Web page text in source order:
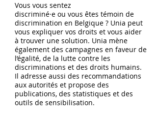
Vous vous sentez
discriminé·e ou vous êtes témoin de
discrimination en Belgique ? Unia peut
vous expliquer vos droits et vous aider
à trouver une solution. Unia mène
également des campagnes en faveur de
l’égalité, de la lutte contre les
discriminations et des droits humains.
Il adresse aussi des recommandations
aux autorités et propose des
publications, des statistiques et des
outils de sensibilisation.